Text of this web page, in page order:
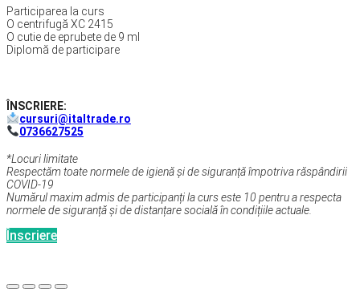
Participarea la curs
O centrifugă XC 2415
O cutie de eprubete de 9 ml
Diplomă de participare
ÎNSCRIERE:
cursuri@italtrade.ro
0736627525
*Locuri limitate
Respectăm toate normele de igienă și de siguranță împotriva răspândirii
COVID-19
Numărul maxim admis de participanți la curs este 10 pentru a respecta
normele de siguranță și de distanțare socială în condițiile actuale.
Înscriere